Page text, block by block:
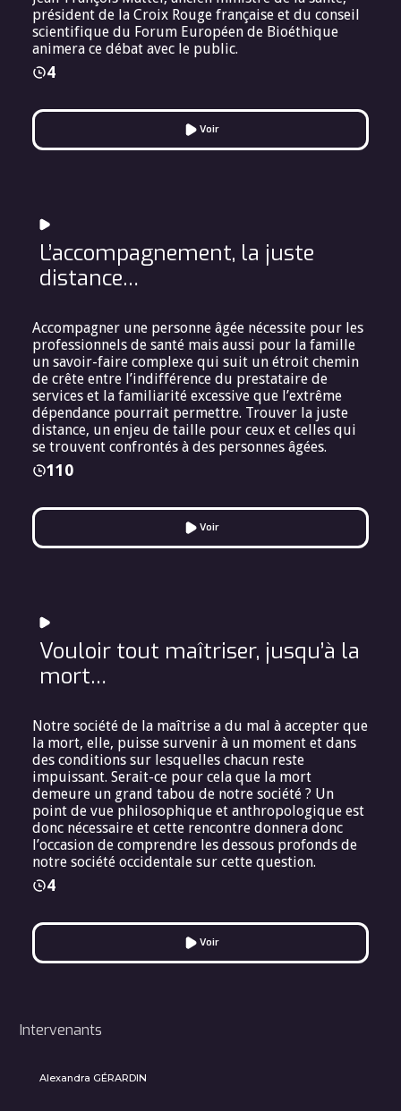
président de la Croix Rouge française et du conseil
scientifique du Forum Européen de Bioéthique
animera ce débat avec le public.
4
Voir
L’accompagnement, la juste
distance…
Accompagner une personne âgée nécessite pour les
professionnels de santé mais aussi pour la famille
un savoir-faire complexe qui suit un étroit chemin
de crête entre l’indifférence du prestataire de
services et la familiarité excessive que l’extrême
dépendance pourrait permettre. Trouver la juste
distance, un enjeu de taille pour ceux et celles qui
se trouvent confrontés à des personnes âgées.
110
Voir
Vouloir tout maîtriser, jusqu’à la
mort…
Notre société de la maîtrise a du mal à accepter que
la mort, elle, puisse survenir à un moment et dans
des conditions sur lesquelles chacun reste
impuissant. Serait-ce pour cela que la mort
demeure un grand tabou de notre société ? Un
point de vue philosophique et anthropologique est
donc nécessaire et cette rencontre donnera donc
l’occasion de comprendre les dessous profonds de
notre société occidentale sur cette question.
4
Voir
Intervenants
Alexandra GÉRARDIN